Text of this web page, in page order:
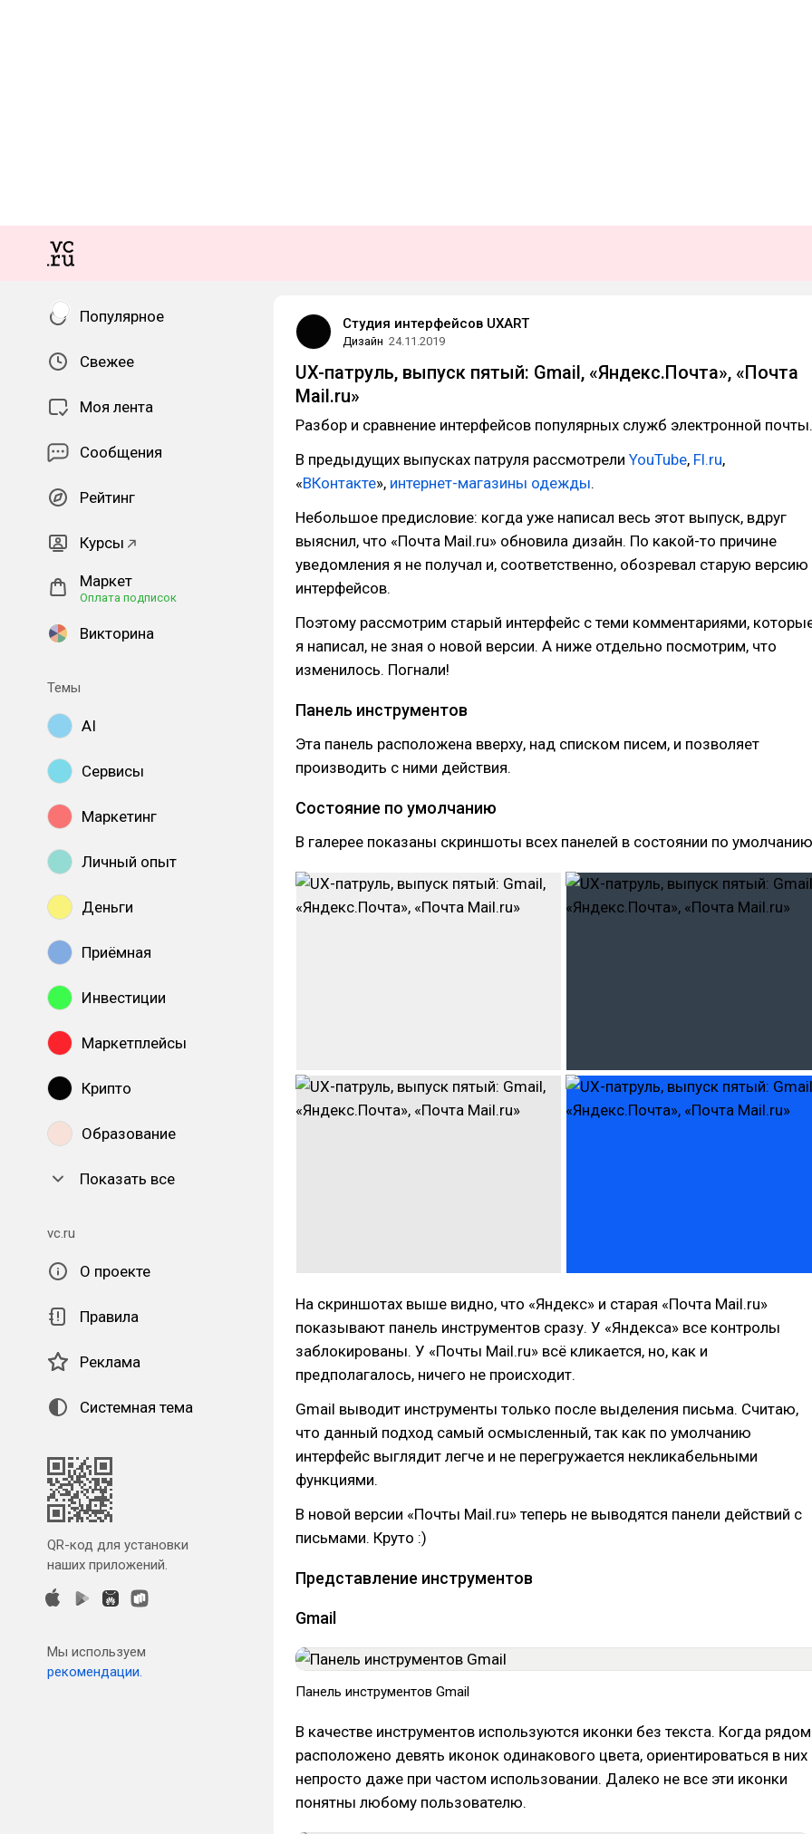
Популярное
Свежее
Моя лента
Сообщения
Рейтинг
Курсы
Маркет
Оплата подписок
Викторина
Темы
AI
Сервисы
Маркетинг
Личный опыт
Деньги
Приёмная
Инвестиции
Маркетплейсы
Крипто
Образование
Показать все
vc.ru
О проекте
Правила
Реклама
Системная тема
QR-код для установки
наших приложений.
Мы используем
рекомендации.
Студия интерфейсов UXART
Дизайн 24.11.2019
UX-патруль, выпуск пятый: Gmail, «Яндекс.Почта», «Почта
Mail.ru»
Разбор и сравнение интерфейсов популярных служб электронной почты.
В предыдущих выпусках патруля рассмотрели YouTube, Fl.ru,
«ВКонтакте», интернет-магазины одежды.
Небольшое предисловие: когда уже написал весь этот выпуск, вдруг
выяснил, что «Почта Mail.ru» обновила дизайн. По какой-то причине
уведомления я не получал и, соответственно, обозревал старую версию
интерфейсов.
Поэтому рассмотрим старый интерфейс с теми комментариями,
я написал, не зная о новой версии. А ниже отдельно посмотрим, что
изменилось. Погнали!
Панель инструментов
Эта панель расположена вверху, над списком писем, и позволяет
производить с ними действия.
Состояние по умолчанию
В галерее показаны скриншоты всех панелей в состоянии по
На скриншотах выше видно, что «Яндекс» и старая «Почта Mail.ru»
показывают панель инструментов сразу. У «Яндекса» все контролы
заблокированы. У «Почты Mail.ru» всё кликается, но, как и
предполагалось, ничего не происходит.
Gmail выводит инструменты только после выделения письма. Считаю,
что данный подход самый осмысленный, так как по умолчанию
интерфейс выглядит легче и не перегружается некликабельными
функциями.
В новой версии «Почты Mail.ru» теперь не выводятся панели действий с
письмами. Круто :)
Представление инструментов
Gmail
Панель инструментов Gmail
В качестве инструментов используются иконки без текста. Когда рядом
расположено девять иконок одинакового цвета, ориентироваться в них
непросто даже при частом использовании. Далеко не все эти иконки
понятны любому пользователю.